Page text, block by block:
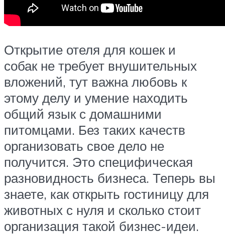
Открытие отеля для кошек и
собак не требует внушительных
вложений, тут важна любовь к
этому делу и умение находить
общий язык с домашними
питомцами. Без таких качеств
организовать свое дело не
получится. Это специфическая
разновидность бизнеса. Теперь вы
знаете, как открыть гостиницу для
животных с нуля и сколько стоит
организация такой бизнес-идеи.